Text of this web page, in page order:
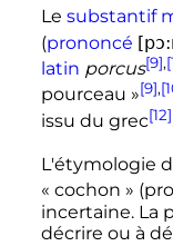
Le substantif
(prononcé
latin porcus[9],
pourceau »[9],
issu du grec[12]
L'étymologie
« cochon »
incertaine. La
décrire ou à